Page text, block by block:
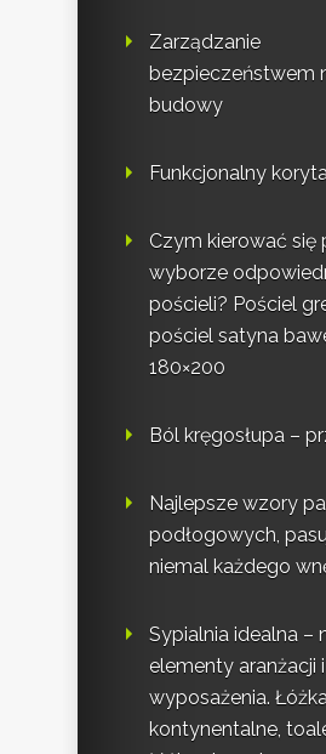
Zarządzanie
bezpieczeństwem
budowy
Funkcjonalny
Czym kierować się
wyborze
pościeli? Pościel
pościel satyna
180×200
Ból kręgosłupa –
Najlepsze wzory
podłogowych,
niemal każdego
Sypialnia idealna –
elementy aranżacji i
wyposażenia.
kontynentalne,